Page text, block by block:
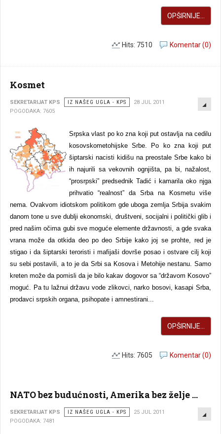
OPŠIRNIJE...
Komentar (0)
Hits: 7510
Kosmet
SEKRETARIJAT KPS IZ NAŠEG UGLA - KPS
28 JUL 2011
POGODAKA: 7605
Srpska vlast po ko zna koji put ostavlja na cedilu
kosovskometohijske Srbe. Po ko zna koji put
šiptarski nacisti kidišu na preostale Srbe kako bi
ih najurili sa vekovnih ognjišta, pa bi, nažalost,
“prosrpski” predsednik Tadić i kamarila oko njga
prihvatio “realnost” da Srba na Kosmetu više
nema. Ovakvom idiotskom politikom gde uboga zemlja Srbija svakim
danom tone u sve dublji ekonomski, društveni, socijalni i politički glib i
pred našim očima gubi sve moguće elemente državnosti, a gde svaka
vrana može da otkida deo po deo Srbije kako joj se prohte, red je
stigao i da šiptarski teroristi i mafijaši dovrše posao i ostvare cilj koji
su sebi postavili, a to je da Srbi sa Kosova i Metohije nestanu. Samo
kreten može da pomisli da je bilo kakav dogovor sa “državom Kosovo”
moguć. Pa tu lažnui državu vode zlikovci, narko bosovi, kasapi Srba,
prodavci srpskih organa, psihopate i amnestirani...
OPŠIRNIJE...
Komentar (0)
Hits: 7605
NATO bez budućnosti, Amerika bez želje ...
SEKRETARIJAT KPS IZ NAŠEG UGLA - KPS
25 JUL 2011
POGODAKA: 7481